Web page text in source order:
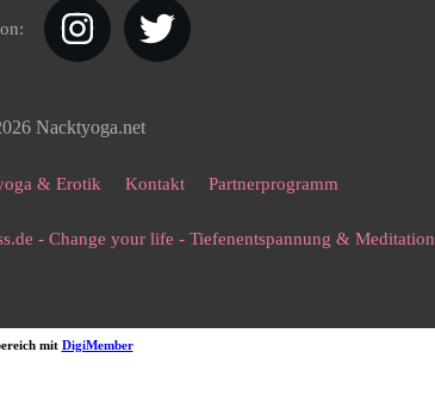
Nacktyoga.net
& Erotik Kontakt Partnerprogramm
- Change your life - Tiefenentspannung & Meditation
mit DigiMember